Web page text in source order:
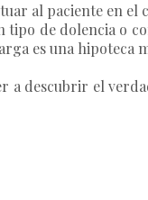
al paciente en el
tipo de dolencia o
es una hipoteca
a descubrir el